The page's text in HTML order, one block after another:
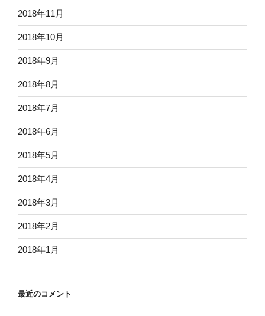
2018年11月
2018年10月
2018年9月
2018年8月
2018年7月
2018年6月
2018年5月
2018年4月
2018年3月
2018年2月
2018年1月
最近のコメント